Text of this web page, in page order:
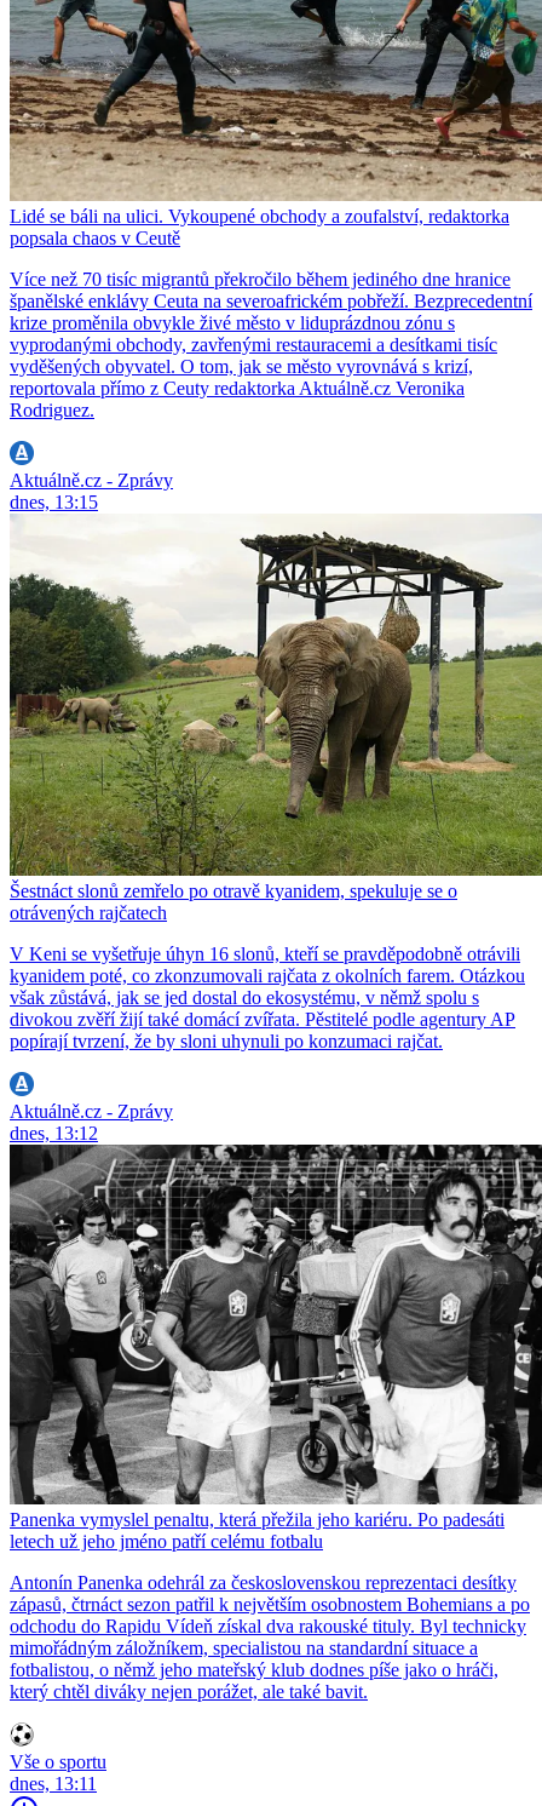
Lidé se báli na ulici. Vykoupené obchody a zoufalství, redaktorka
popsala chaos v Ceutě
Více než 70 tisíc migrantů překročilo během jediného dne hranice
španělské enklávy Ceuta na severoafrickém pobřeží. Bezprecedentní
krize proměnila obvykle živé město v liduprázdnou zónu s
vyprodanými obchody, zavřenými restauracemi a desítkami tisíc
vyděšených obyvatel. O tom, jak se město vyrovnává s krizí,
reportovala přímo z Ceuty redaktorka Aktuálně.cz Veronika
Rodriguez.
Aktuálně.cz - Zprávy
dnes, 13:15
Šestnáct slonů zemřelo po otravě kyanidem, spekuluje se o
otrávených rajčatech
V Keni se vyšetřuje úhyn 16 slonů, kteří se pravděpodobně otrávili
kyanidem poté, co zkonzumovali rajčata z okolních farem. Otázkou
však zůstává, jak se jed dostal do ekosystému, v němž spolu s
divokou zvěří žijí také domácí zvířata. Pěstitelé podle agentury AP
popírají tvrzení, že by sloni uhynuli po konzumaci rajčat.
Aktuálně.cz - Zprávy
dnes, 13:12
Panenka vymyslel penaltu, která přežila jeho kariéru. Po padesáti
letech už jeho jméno patří celému fotbalu
Antonín Panenka odehrál za československou reprezentaci desítky
zápasů, čtrnáct sezon patřil k největším osobnostem Bohemians a po
odchodu do Rapidu Vídeň získal dva rakouské tituly. Byl technicky
mimořádným záložníkem, specialistou na standardní situace a
fotbalistou, o němž jeho mateřský klub dodnes píše jako o hráči,
který chtěl diváky nejen porážet, ale také bavit.
Vše o sportu
dnes, 13:11